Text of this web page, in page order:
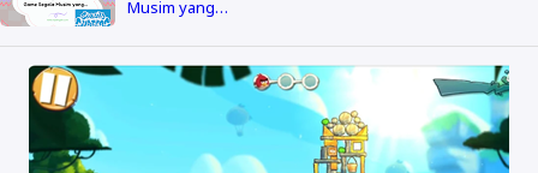
Musim yang…